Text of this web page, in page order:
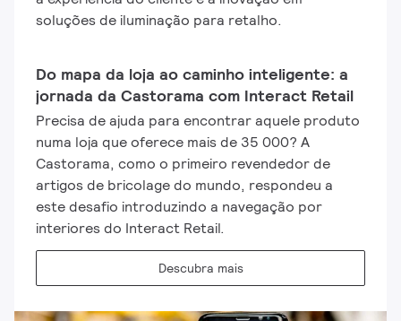
soluções de iluminação para retalho.
Do mapa da loja ao caminho inteligente: a
jornada da Castorama com Interact Retail
Precisa de ajuda para encontrar aquele produto
numa loja que oferece mais de 35 000? A
Castorama, como o primeiro revendedor de
artigos de bricolage do mundo, respondeu a
este desafio introduzindo a navegação por
interiores do Interact Retail.
Descubra mais